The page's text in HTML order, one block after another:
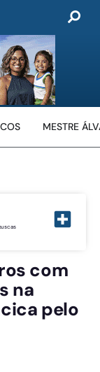
MESTRE
com
na
pelo